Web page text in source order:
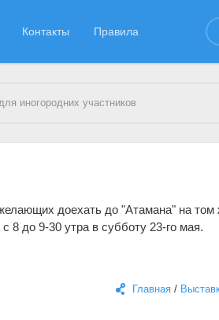
Контакты Правила
иногородних участников
доехать до "Атамана" на том
8 до 9-30 утра в субботу 23-го мая.
Главная/